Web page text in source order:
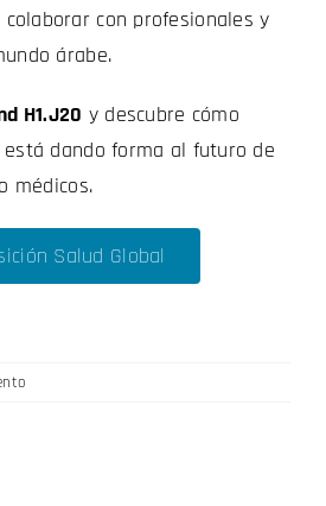
con profesionales y
árabe.
H1.J20 y descubre cómo
dando forma al futuro de
médicos.
Salud Global